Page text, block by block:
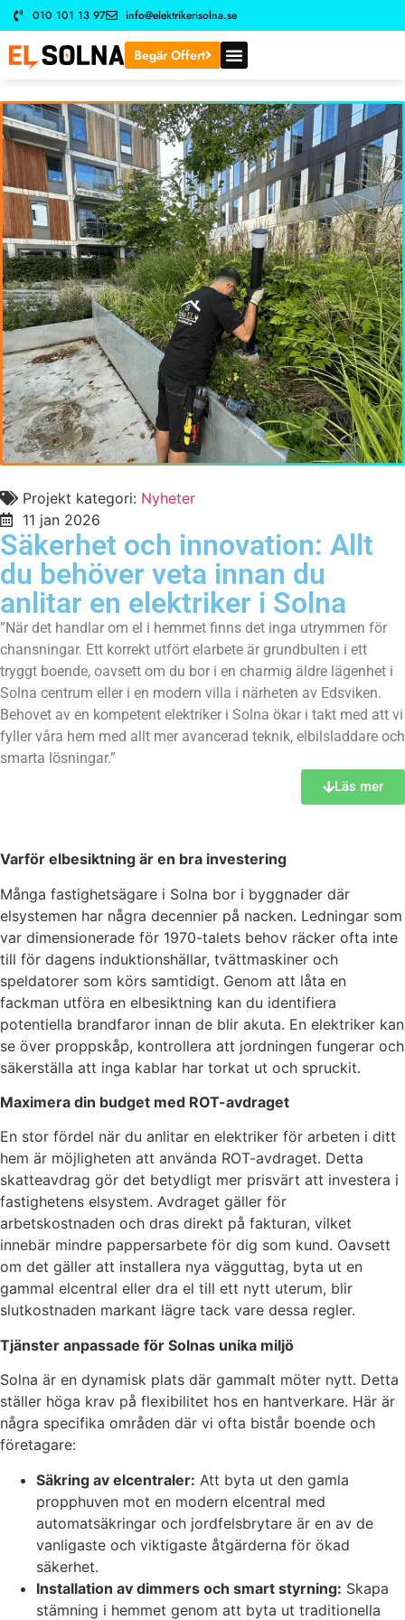
010 101 13 97 info@elektrikerisolna.se
Begär Offert
Projekt kategori: Nyheter
11 jan 2026
Säkerhet och innovation: Allt
du behöver veta innan du
anlitar en elektriker i Solna
”När det handlar om el i hemmet finns det inga utrymmen för
chansningar. Ett korrekt utfört elarbete är grundbulten i ett
tryggt boende, oavsett om du bor i en charmig äldre lägenhet i
Solna centrum eller i en modern villa i närheten av Edsviken.
Behovet av en kompetent elektriker i Solna ökar i takt med att vi
fyller våra hem med allt mer avancerad teknik, elbilsladdare och
smarta lösningar.”
Läs mer
Varför elbesiktning är en bra investering
Många fastighetsägare i Solna bor i byggnader där
elsystemen har några decennier på nacken. Ledningar som
var dimensionerade för 1970-talets behov räcker ofta inte
till för dagens induktionshällar, tvättmaskiner och
speldatorer som körs samtidigt. Genom att låta en
fackman utföra en elbesiktning kan du identifiera
potentiella brandfaror innan de blir akuta. En elektriker kan
se över proppskåp, kontrollera att jordningen fungerar och
säkerställa att inga kablar har torkat ut och spruckit.
Maximera din budget med ROT-avdraget
En stor fördel när du anlitar en elektriker för arbeten i ditt
hem är möjligheten att använda ROT-avdraget. Detta
skatteavdrag gör det betydligt mer prisvärt att investera i
fastighetens elsystem. Avdraget gäller för
arbetskostnaden och dras direkt på fakturan, vilket
innebär mindre pappersarbete för dig som kund. Oavsett
om det gäller att installera nya vägguttag, byta ut en
gammal elcentral eller dra el till ett nytt uterum, blir
slutkostnaden markant lägre tack vare dessa regler.
Tjänster anpassade för Solnas unika miljö
Solna är en dynamisk plats där gammalt möter nytt. Detta
ställer höga krav på flexibilitet hos en hantverkare. Här är
några specifika områden där vi ofta bistår boende och
företagare:
Säkring av elcentraler: Att byta ut den gamla
propphuven mot en modern elcentral med
automatsäkringar och jordfelsbrytare är en av de
vanligaste och viktigaste åtgärderna för ökad
säkerhet.
Installation av dimmers och smart styrning: Skapa
stämning i hemmet genom att byta ut traditionella